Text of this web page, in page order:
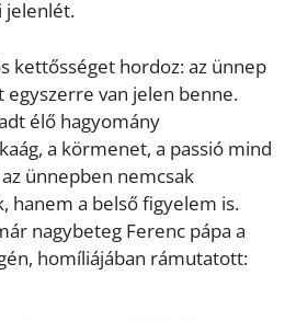
jelenlét.
kettősséget hordoz: az ünnep
van jelen benne.
élő hagyomány
a körmenet, a passió mind
ünnepben nemcsak
hanem a belső figyelem is.
nagybeteg Ferenc pápa a
homíliájában rámutatott: